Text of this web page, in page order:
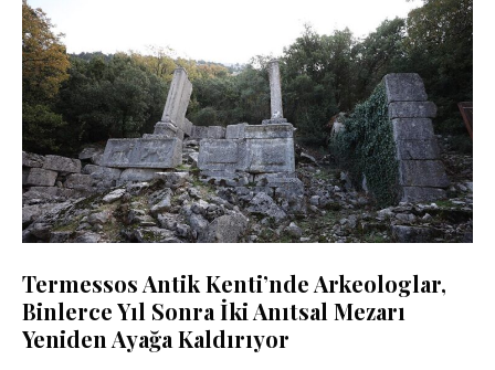
Termessos Antik Kenti’nde Arkeologlar,
Binlerce Yıl Sonra İki Anıtsal Mezarı
Yeniden Ayağa Kaldırıyor